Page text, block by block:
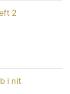
2
i nit